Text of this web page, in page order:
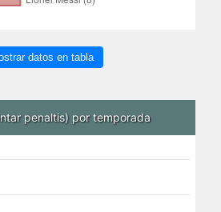
datos en tabla
penaltis) por temporada